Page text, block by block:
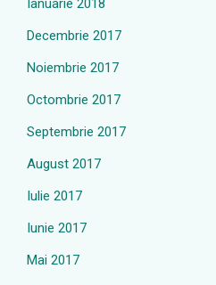
Ianuarie 2018
Decembrie 2017
Noiembrie 2017
Octombrie 2017
Septembrie 2017
August 2017
Iulie 2017
Iunie 2017
Mai 2017